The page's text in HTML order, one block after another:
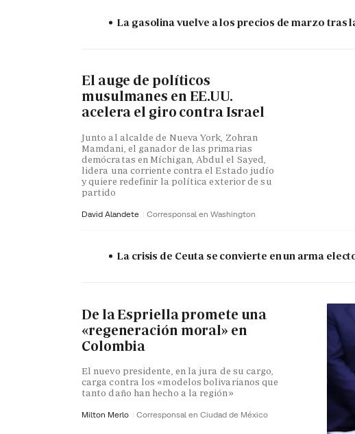
La gasolina vuelve a los precios de marzo tras
El auge de políticos
musulmanes en EE.UU.
acelera el giro contra Israel
Junto al alcalde de Nueva York, Zohran
Mamdani, el ganador de las primarias
demócratas en Míchigan, Abdul el Sayed,
lidera una corriente contra el Estado judío
y quiere redefinir la política exterior de su
partido
David Alandete Corresponsal en Washington
La crisis de Ceuta se convierte en un arma
De la Espriella promete una
«regeneración moral» en
Colombia
El nuevo presidente, en la jura de su cargo,
carga contra los «modelos bolivarianos que
tanto daño han hecho a la región»
Milton Merlo Corresponsal en Ciudad de México